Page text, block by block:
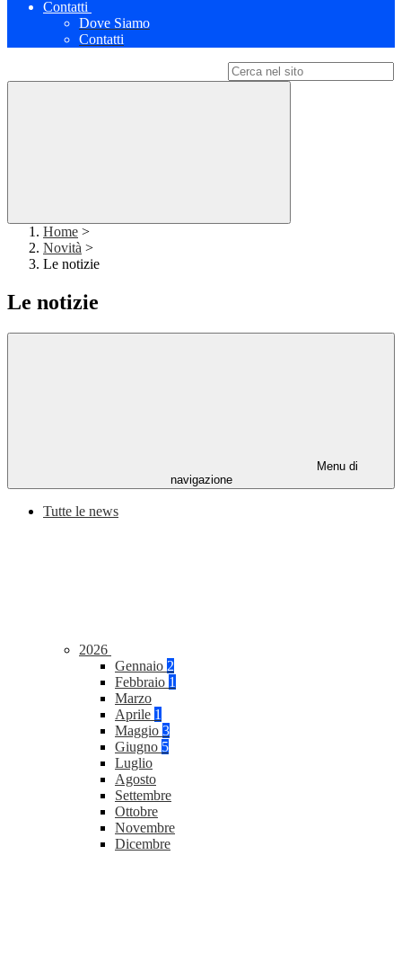
Contatti
Dove Siamo
Contatti
Home >
Novità >
Le notizie
Le notizie
Menu di
navigazione
Tutte le news
2026
Gennaio 2
Febbraio 1
Marzo
Aprile 1
Maggio 3
Giugno 5
Luglio
Agosto
Settembre
Ottobre
Novembre
Dicembre